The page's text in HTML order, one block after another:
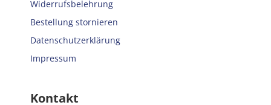
Widerrufsbelehrung
Bestellung stornieren
Datenschutzerklärung
Impressum
Kontakt